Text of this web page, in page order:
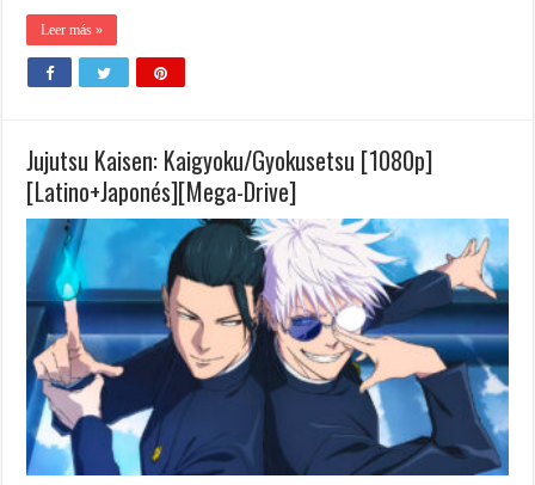
Leer más »
Jujutsu Kaisen: Kaigyoku/Gyokusetsu [1080p]
[Latino+Japonés][Mega-Drive]